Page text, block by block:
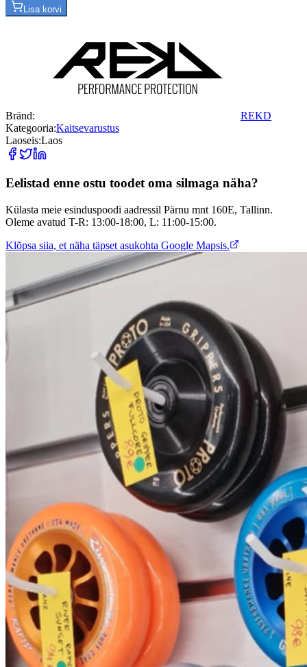
Lisa korvi
Bränd:
REKD
Kategooria:Kaitsevarustus
Laoseis:Laos
Eelistad enne ostu toodet oma silmaga näha?
Külasta meie esinduspoodi aadressil Pärnu mnt 160E, Tallinn.
Oleme avatud T-R: 13:00-18:00, L: 11:00-15:00.
Klõpsa siia, et näha täpset asukohta Google Mapsis.